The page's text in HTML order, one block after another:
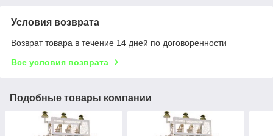
Условия возврата
Возврат товара в течение 14 дней по договоренности
Все условия возврата
Подобные товары компании